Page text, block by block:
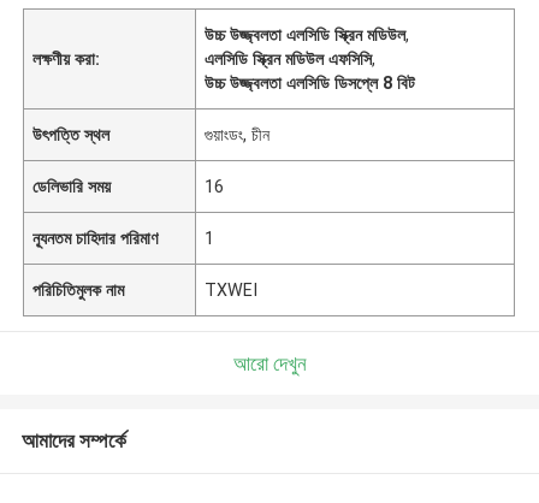
লক্ষণীয় করা:
উচ্চ উজ্জ্বলতা এলসিডি স্ক্রিন মডিউল,
এলসিডি স্ক্রিন মডিউল এফসিসি,
উচ্চ উজ্জ্বলতা এলসিডি ডিসপ্লে 8 বিট
উৎপত্তি স্থল গুয়াংডং, চীন
ডেলিভারি সময় 16
ন্যূনতম চাহিদার পরিমাণ 1
পরিচিতিমুলক নাম TXWEI
আরো দেখুন
আমাদের সম্পর্কে